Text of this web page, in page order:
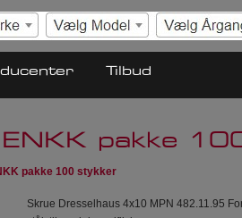
Tilbud
pakke
pakke 100 stykker
Skrue Dresselhaus 4x10 MPN 482.11.95